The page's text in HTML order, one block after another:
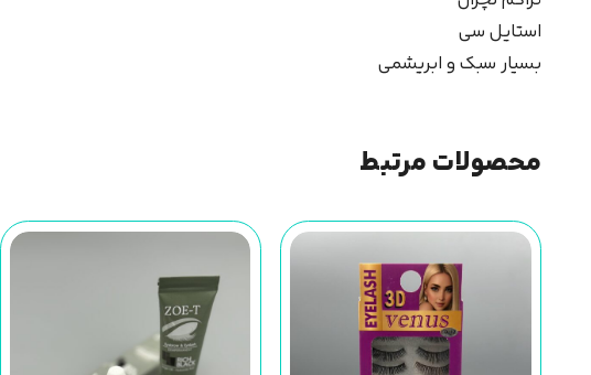
استایل سی
بسیار سبک و ابریشمی
محصولات مرتبط